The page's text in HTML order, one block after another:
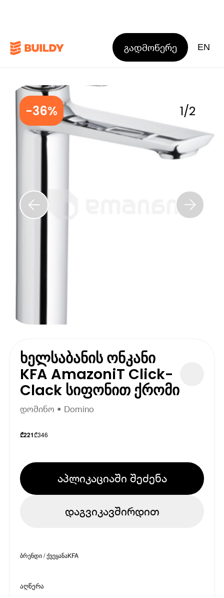
გადმოწერე EN
-36% 1/2
ხელსაბანის ონკანი
KFA AmazoniT Click-
Clack სიფონით ქრომი
დომინო • Domino
₾221₾346
აპლიკაციაში შეძენა
დაგვიკავშირდით
ბრენდი / ქვეყანაKFA
აღწერა